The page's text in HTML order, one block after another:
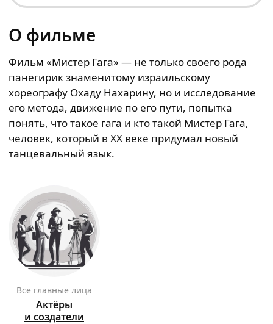
О фильме
Фильм «Мистер Гага» — не только своего рода
панегирик знаменитому израильскому
хореографу Охаду Нахарину, но и исследование
его метода, движение по его пути, попытка
понять, что такое гага и кто такой Мистер Гага,
человек, который в XX веке придумал новый
танцевальный язык.
Все главные лица
Актёры
и создатели